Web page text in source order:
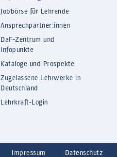
Jobbörse für Lehrende
Ansprechpartner:innen
DaF-Zentrum und
Infopunkte
Kataloge und Prospekte
Zugelassene Lehrwerke in
Deutschland
Lehrkraft-Login
Impressum Datenschutz